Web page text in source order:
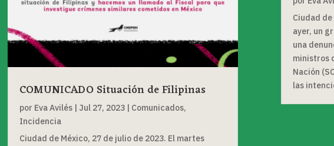
COMUNICADO Situación de Filipinas
por Eva Avilés | Jul 27, 2023 | Comunicados,
Incidencia
Ciudad de México, 27 de julio de 2023. El martes
Ciudad
ayer, un
una
ministros
Nación
las